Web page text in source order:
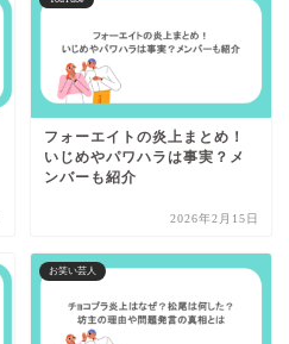
フォーエイトの炎上まとめ！
いじめやパワハラは事実？メ
ンバーも紹介
2026年2月15日
お笑い芸人